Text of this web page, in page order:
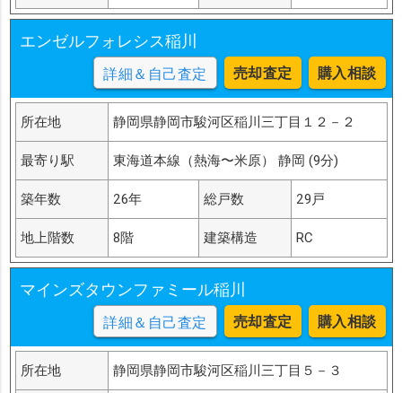
エンゼルフォレシス稲川
詳細＆自己査定 売却査定 購入相談
所在地 静岡県静岡市駿河区稲川三丁目１２－２
最寄り駅 東海道本線（熱海〜米原） 静岡 (9分)
築年数 26年 総戸数 29戸
地上階数 8階 建築構造 RC
マインズタウンファミール稲川
詳細＆自己査定 売却査定 購入相談
所在地 静岡県静岡市駿河区稲川三丁目５－３